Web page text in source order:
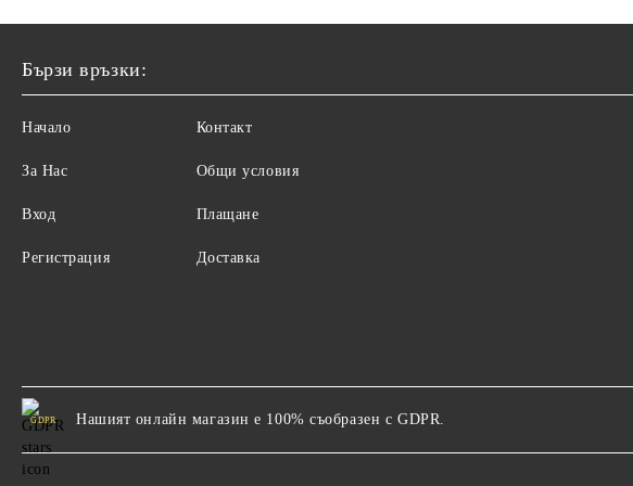
Бързи връзки:
Начало
За Нас
Вход
Регистрация
Контакт
Общи условия
Плащане
Доставка
GDPR Нашият онлайн магазин е 100% съобразен с GDPR.